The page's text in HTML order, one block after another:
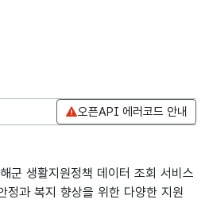
오픈API 에러코드 안내
군 생활지원정책 데이터 조회 서비스
정과 복지 향상을 위한 다양한 지원